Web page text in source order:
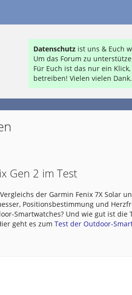
Datenschutz ist uns & Euch
Um das Forum zu
Für Euch ist das nur ein
betreiben! Vielen vielen
Gen 2 im Test
der Garmin Fenix 7X Solar
Positionsbestimmung und
Smartwatches? Und wie gut ist die
geht es zumTest der Outdoor-